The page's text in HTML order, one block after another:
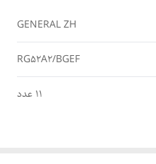
GENERAL ZH
RG52A2/BGEF
11 عدد